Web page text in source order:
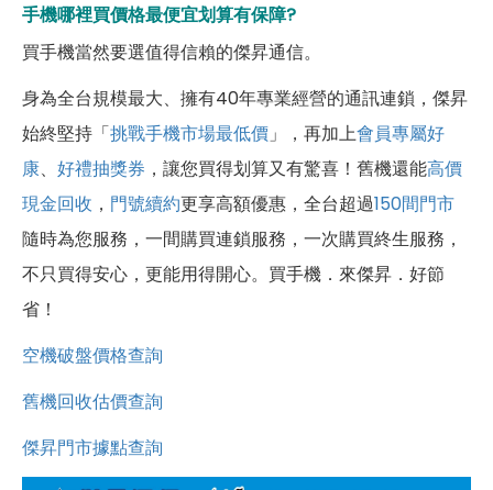
手機哪裡買價格最便宜划算有保障?
買手機當然要選值得信賴的傑昇通信。
身為全台規模最大、擁有40年專業經營的通訊連鎖，傑昇
始終堅持「挑戰手機市場最低價 」，再加上會員專屬好
康、 好禮抽獎券 ，讓您買得划算又有驚喜！舊機還能高價
現金回收 ， 門號續約更享高額優惠，全台超過150間門市
隨時為您服務，一間購買連鎖服務，一次購買終生服務，
不只買得安心，更能用得開心。買手機．來傑昇．好節
省！
空機破盤價格查詢
舊機回收估價查詢
傑昇門市據點查詢